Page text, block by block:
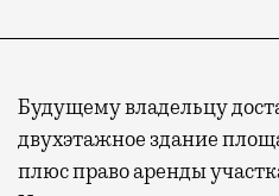
Будущему владельцу
двухэтажное здание
плюс право аренды